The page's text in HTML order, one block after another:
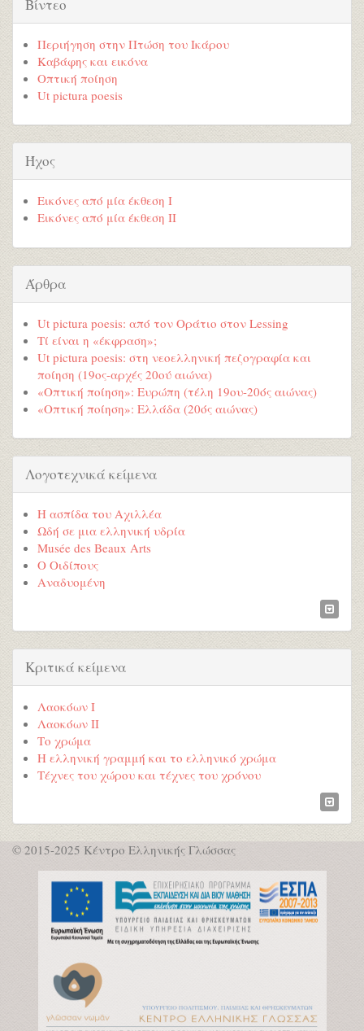
Βίντεο
Περιήγηση στην Πτώση του Ικάρου
Καβάφης και εικόνα
Οπτική ποίηση
Ut pictura poesis
Ήχος
Εικόνες από μία έκθεση Ι
Εικόνες από μία έκθεση ΙΙ
Άρθρα
Ut pictura poesis: από τον Οράτιο στον Lessing
Τί είναι η «έκφραση»;
Ut pictura poesis: στη νεοελληνική πεζογραφία και
ποίηση (19ος-αρχές 20ού αιώνα)
«Οπτική ποίηση»: Ευρώπη (τέλη 19ου-20ός αιώνας)
«Οπτική ποίηση»: Ελλάδα (20ός αιώνας)
Λογοτεχνικά κείμενα
Η ασπίδα του Αχιλλέα
Ωδή σε μια ελληνική υδρία
Musée des Beaux Arts
Ο Οιδίπους
Αναδυομένη
Κριτικά κείμενα
Λαοκόων I
Λαοκόων II
Το χρώμα
Η ελληνική γραμμή και το ελληνικό χρώμα
Tέχνες του χώρου και τέχνες του χρόνου
© 2015-2025 Κέντρο Ελληνικής Γλώσσας